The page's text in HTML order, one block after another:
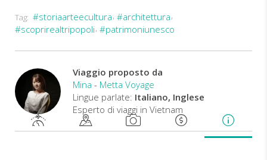
Queste
destinazioni
ricordo
indelebile
in
voi.
viaggio
Tag: #storiaarteecultura #architettura
#scoprirealtripopoli #patrimoniunesco
Viaggio proposto da
Mina - Metta Voyage
Lingue parlate: Italiano, Inglese
Esperto di viaggi in Vietnam